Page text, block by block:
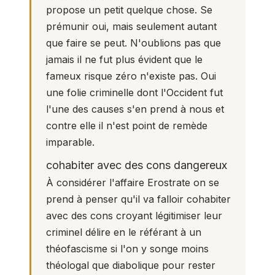
propose un petit quelque chose. Se
prémunir oui, mais seulement autant
que faire se peut. N'oublions pas que
jamais il ne fut plus évident que le
fameux risque zéro n'existe pas. Oui
une folie criminelle dont l'Occident fut
l'une des causes s'en prend à nous et
contre elle il n'est point de remède
imparable.
cohabiter avec des cons dangereux
À considérer l'affaire Erostrate on se
prend à penser qu'il va falloir cohabiter
avec des cons croyant légitimiser leur
criminel délire en le référant à un
théofascisme si l'on y songe moins
théologal que diabolique pour rester